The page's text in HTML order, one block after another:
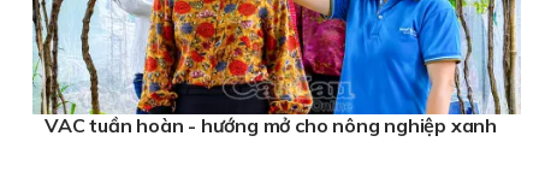
VAC tuần hoàn - hướng mở cho nông nghiệp xanh